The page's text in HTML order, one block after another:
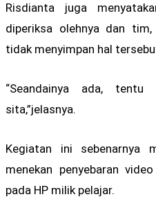
Risdianta juga
diperiksa olehnya dan
tidak menyimpan hal
“Seandainya ada,
sita,”jelasnya.
Kegiatan ini sebenarnya
menekan penyebaran
pada HP milik pelajar.